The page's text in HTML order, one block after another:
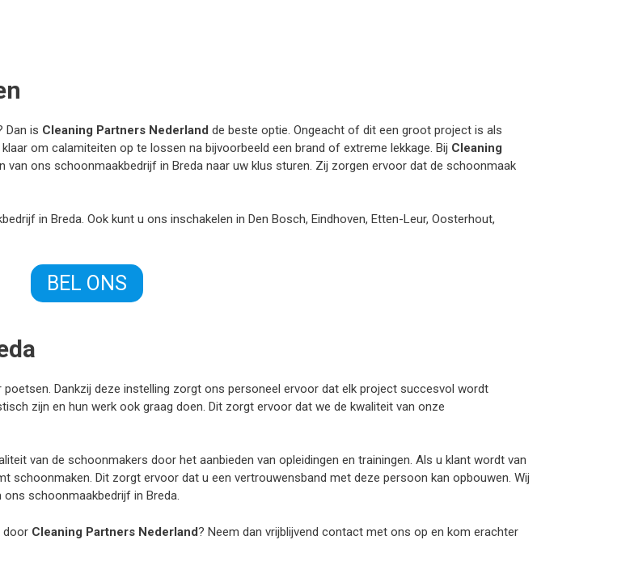
Dan is Cleaning Partners Nederland de beste optie. Ongeacht of dit een groot project is als
om calamiteiten op te lossen na bijvoorbeeld een brand of extreme lekkage. Bij Cleaning
van ons schoonmaakbedrijf in Breda naar uw klus sturen. Zij zorgen ervoor dat de schoonmaak
in Breda. Ook kunt u ons inschakelen in Den Bosch, Eindhoven, Etten-Leur, Oosterhout,
BEL ONS
Dankzij deze instelling zorgt ons personeel ervoor dat elk project succesvol wordt
zijn en hun werk ook graag doen. Dit zorgt ervoor dat we de kwaliteit van onze
van de schoonmakers door het aanbieden van opleidingen en trainingen. Als u klant wordt van
schoonmaken. Dit zorgt ervoor dat u een vertrouwensband met deze persoon kan opbouwen. Wij
schoonmaakbedrijf in Breda.
door Cleaning Partners Nederland? Neem dan vrijblijvend contact met ons op en kom erachter